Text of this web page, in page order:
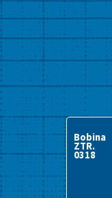
Bobina
ZTR.
0318